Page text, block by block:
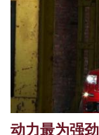
动力最为强